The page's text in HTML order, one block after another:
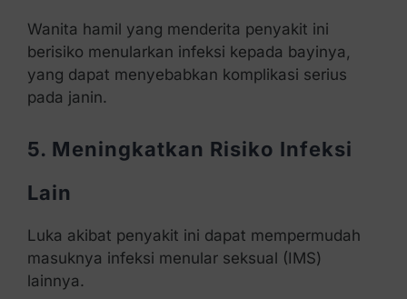
Wanita hamil yang menderita penyakit ini
berisiko menularkan infeksi kepada bayinya,
yang dapat menyebabkan komplikasi serius
pada janin.
5. Meningkatkan Risiko Infeksi
Lain
Luka akibat penyakit ini dapat mempermudah
masuknya infeksi menular seksual (IMS)
lainnya.